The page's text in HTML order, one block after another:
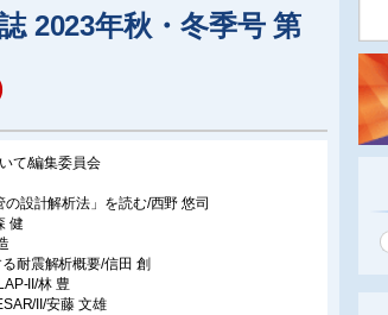
2023年秋・冬季号 第
て/編集委員会
設計解析法」を読む/西野 悠司
健
耐震解析概要/信田 創
II/林 豊
II/安藤 文雄